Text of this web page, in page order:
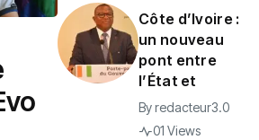
Côte d’Ivoire :
un nouveau
pont entre
l’État et
Byredacteur3.0
01 Views